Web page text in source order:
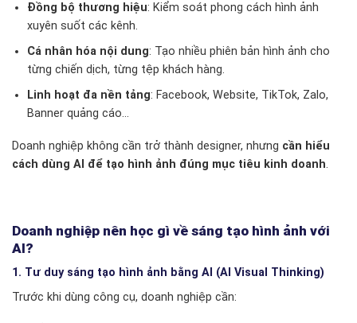
Đồng bộ thương hiệu: Kiểm soát phong cách hình ảnh
xuyên suốt các kênh.
Cá nhân hóa nội dung: Tạo nhiều phiên bản hình ảnh cho
từng chiến dịch, từng tệp khách hàng.
Linh hoạt đa nền tảng: Facebook, Website, TikTok, Zalo,
Banner quảng cáo…
Doanh nghiệp không cần trở thành designer, nhưng cần hiểu
cách dùng AI để tạo hình ảnh đúng mục tiêu kinh doanh.
Doanh nghiệp nên học gì về sáng tạo hình ảnh với
AI?
1. Tư duy sáng tạo hình ảnh bằng AI (AI Visual Thinking)
Trước khi dùng công cụ, doanh nghiệp cần: